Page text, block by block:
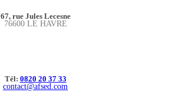
67, rue Jules Lecesne
76600 LE HAVRE
Tél: 0820 20 37 33
contact@afsed.com